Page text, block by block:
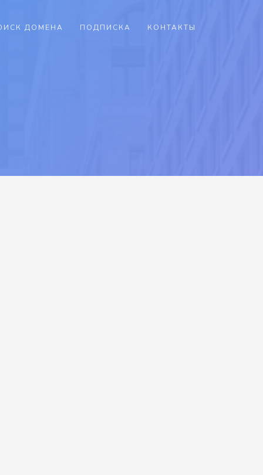
ДОМЕНА ПОДПИСКА КОНТАКТЫ